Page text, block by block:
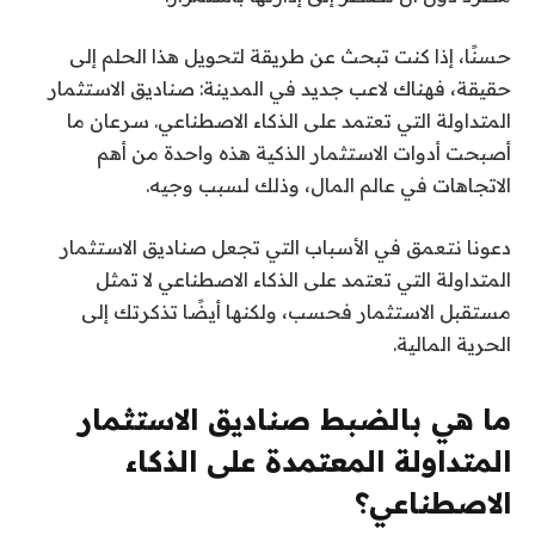
حسنًا، إذا كنت تبحث عن طريقة لتحويل هذا الحلم إلى
حقيقة، فهناك لاعب جديد في المدينة: صناديق الاستثمار
المتداولة التي تعتمد على الذكاء الاصطناعي. سرعان ما
أصبحت أدوات الاستثمار الذكية هذه واحدة من أهم
الاتجاهات في عالم المال، وذلك لسبب وجيه.
دعونا نتعمق في الأسباب التي تجعل صناديق الاستثمار
المتداولة التي تعتمد على الذكاء الاصطناعي لا تمثل
مستقبل الاستثمار فحسب، ولكنها أيضًا تذكرتك إلى
الحرية المالية.
ما هي بالضبط صناديق الاستثمار
المتداولة المعتمدة على الذكاء
الاصطناعي؟